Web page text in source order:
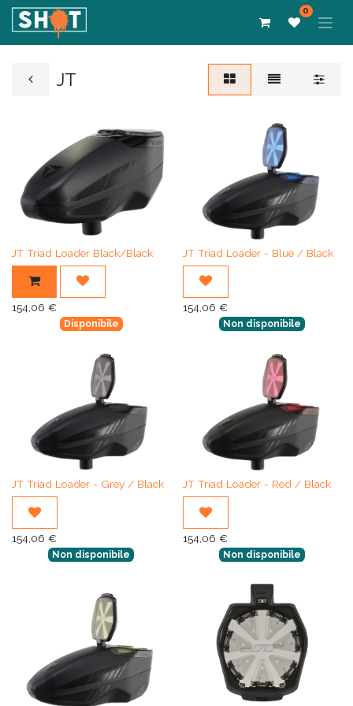
0
JT
JT Triad Loader Black/Black
154,06 €
Disponibile
JT Triad Loader - Blue / Black
154,06 €
Non disponibile
JT Triad Loader - Grey / Black
154,06 €
Non disponibile
JT Triad Loader - Red / Black
154,06 €
Non disponibile